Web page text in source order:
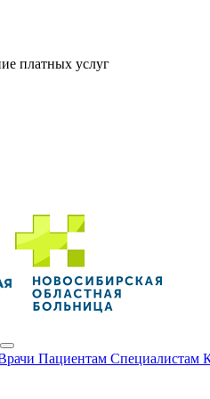
платных услуг
Пациентам Специалистам